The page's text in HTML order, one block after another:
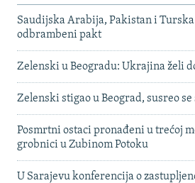
Saudijska Arabija, Pakistan i
odbrambeni pakt
Zelenski u Beogradu: Ukrajina želi
Zelenski stigao u Beograd, susreo se
Posmrtni ostaci pronađeni u trećoj
grobnici u Zubinom Potoku
U Sarajevu konferencija o